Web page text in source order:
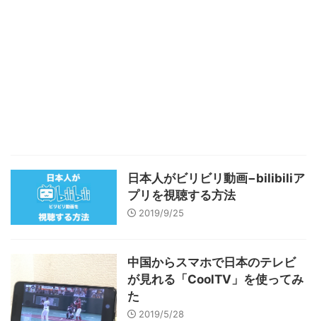
日本人がビリビリ動画−bilibiliア
プリを視聴する方法
2019/9/25
中国からスマホで日本のテレビ
が見れる「CoolTV」を使ってみ
た
2019/5/28